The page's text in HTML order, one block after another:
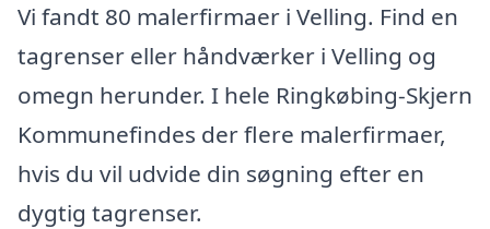
Vi fandt 80 malerfirmaer i Velling. Find en
tagrenser eller håndværker i Velling og
omegn herunder. I hele Ringkøbing-Skjern
Kommunefindes der flere malerfirmaer,
hvis du vil udvide din søgning efter en
dygtig tagrenser.